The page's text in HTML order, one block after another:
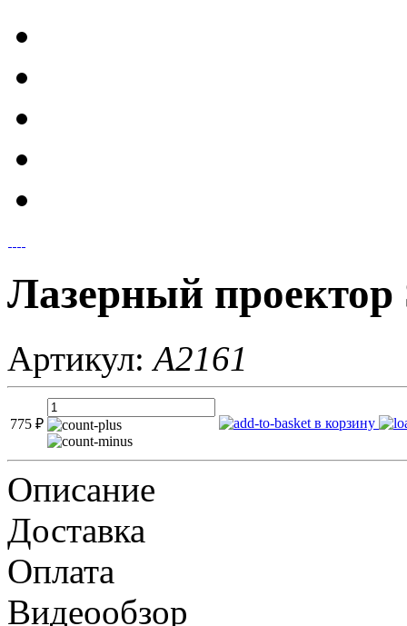
Лазерный
Артикул:A2161
775 ₽ в корзину
Описание
Доставка
Оплата
Видеообзор